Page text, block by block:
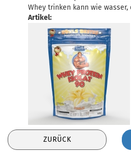
Whey trinken kann wie
Artikel:
ZURÜCK